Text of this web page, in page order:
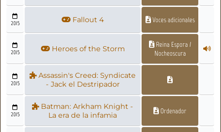
2015 Fallout 4 Voces adicionales
2015 Heroes of the Storm
Reina Espora /
Nocheoscura
2015
Assassin's Creed: Syndicate
- Jack el Destripador
2015
Batman: Arkham Knight -
La era de la infamia
Ordenador